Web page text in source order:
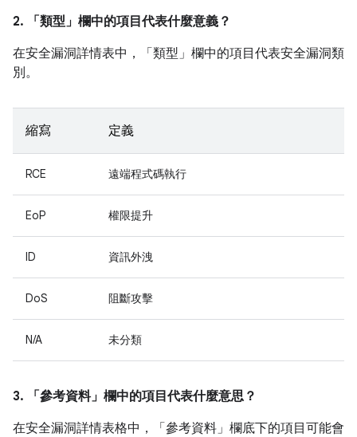
2. 「類型」 欄中的項目代表什麼意義？
在安全漏洞詳情表中，「類型」 欄中的項目代表安全漏洞類
別。
縮寫 定義
RCE 遠端程式碼執行
EoP 權限提升
ID 資訊外洩
DoS 阻斷攻擊
N/A 未分類
3. 「參考資料」 欄中的項目代表什麼意思？
在安全漏洞詳情表格中，「參考資料」 欄底下的項目可能會